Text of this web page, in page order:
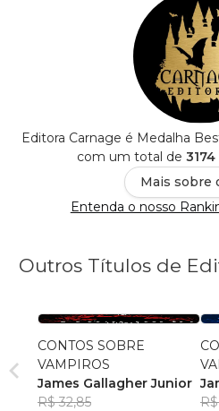
Editora Carnage é Medalha
com um total de
Mais sobre
Entenda o nosso
Outros Títulos de
CONTOS SOBRE
VAMPIROS
James Gallagher Junior
R$ 32,85